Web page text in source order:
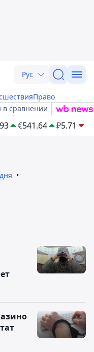
Рус
Право
в сравнении
€541.64 ₽5.71